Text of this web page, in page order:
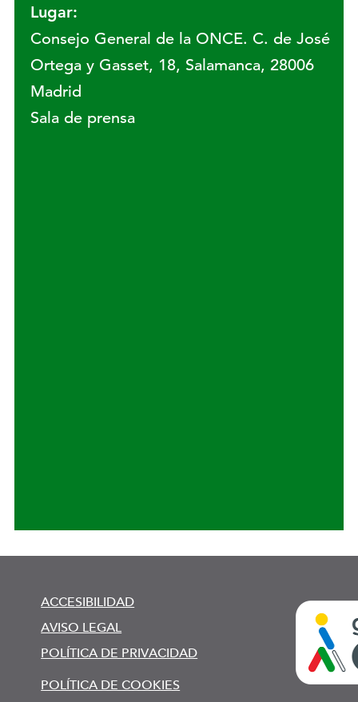
Lugar:
Consejo General de la ONCE. C. de José
Ortega y Gasset, 18, Salamanca, 28006
Madrid
Sala de prensa
ACCESIBILIDAD
AVISO LEGAL
POLÍTICA DE PRIVACIDAD
POLÍTICA DE COOKIES